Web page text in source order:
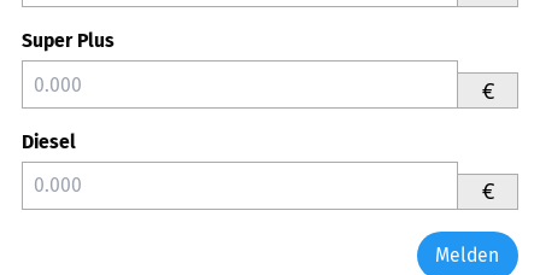
Super Plus
€
Diesel
€
Melden